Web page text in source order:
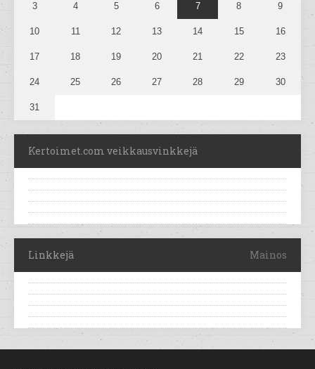
3 4 5 6 7 8 9
10 11 12 13 14 15 16
17 18 19 20 21 22 23
24 25 26 27 28 29 30
31
Kertoimet.com veikkausvinkkejä
Linkkejä Mainos